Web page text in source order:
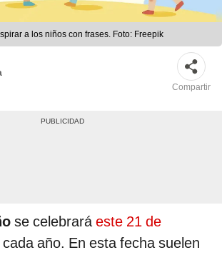
a los niños con frases. Foto: Freepik
Compartir
se celebraráeste 21 de
año. En esta fecha suelen